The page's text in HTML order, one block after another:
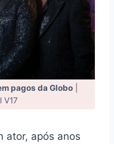
pagos da Globo|
V17
ator, após anos